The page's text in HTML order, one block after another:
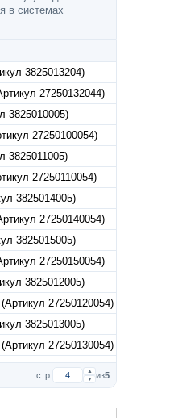
в системах
3825013204)
27250132044)
3825010005)
27250100054)
3825011005)
27250110054)
3825014005)
27250140054)
3825015005)
27250150054)
3825012005)
27250120054)
3825013005)
27250130054)
3825010205)
27250102054)
3825011205)
стр.
▲
▼
из5